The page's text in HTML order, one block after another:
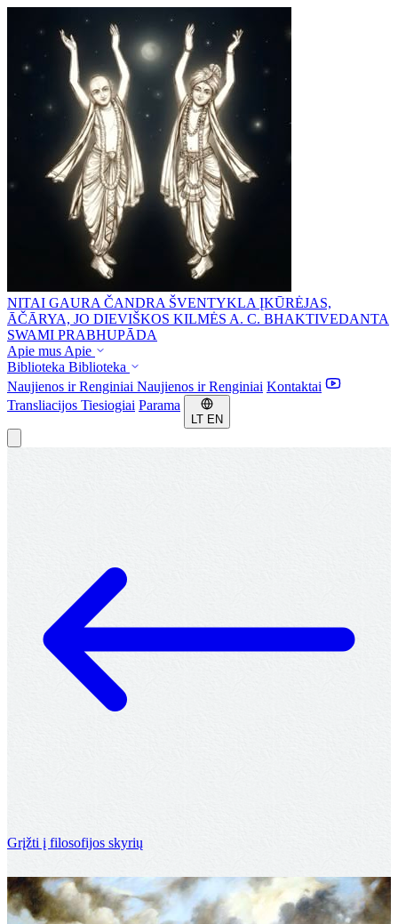
NITAI GAURA ČANDRA ŠVENTYKLA ĮKŪRĖJAS,
ĀČĀRYA, JO DIEVIŠKOS KILMĖS A. C. BHAKTIVEDANTA
SWAMI PRABHUPĀDA
Apie mus Apie
Biblioteka Biblioteka
Naujienos ir Renginiai Naujienos ir Renginiai Kontaktai
Transliacijos Tiesiogiai Parama
LT EN
Grįžti į filosofijos skyrių